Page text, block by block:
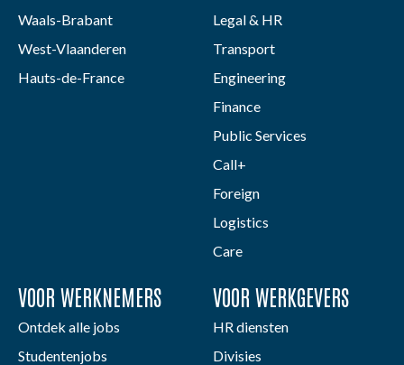
Waals-Brabant
West-Vlaanderen
Hauts-de-France
Legal & HR
Transport
Engineering
Finance
Public Services
Call+
Foreign
Logistics
Care
VOOR WERKNEMERS
Ontdek alle jobs
Studentenjobs
VOOR WERKGEVERS
HR diensten
Divisies